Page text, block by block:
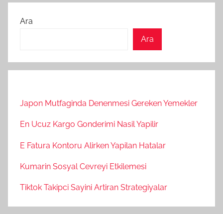
Ara
Ara
Japon Mutfaginda Denenmesi Gereken Yemekler
En Ucuz Kargo Gonderimi Nasil Yapilir
E Fatura Kontoru Alirken Yapilan Hatalar
Kumarin Sosyal Cevreyi Etkilemesi
Tiktok Takipci Sayini Artiran Strategiyalar